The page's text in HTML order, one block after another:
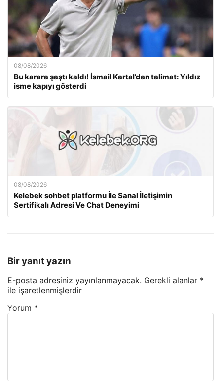
08/08/2026
Bu karara şaştı kaldı! İsmail Kartal’dan talimat: Yıldız
isme kapıyı gösterdi
08/08/2026
Kelebek sohbet platformu İle Sanal İletişimin
Sertifikalı Adresi Ve Chat Deneyimi
Bir yanıt yazın
E-posta adresiniz yayınlanmayacak. Gerekli alanlar *
ile işaretlenmişlerdir
Yorum *